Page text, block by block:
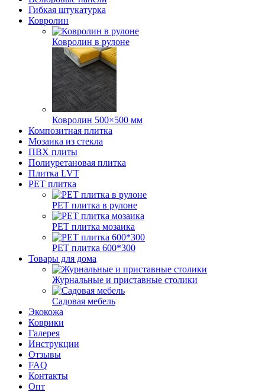
Гибкая штукатурка
Ковролин
Ковролин в рулоне
Ковролин 500×500 мм
Композитная плитка
Мозаика из стекла
ПВХ плиты
Полиуретановая плитка
Плитка LVT
РЕТ плитка
РЕТ плитка в рулоне
РЕТ плитка мозаика
РЕТ плитка 600*300
Товары для дома
Журнальные и приставные столики
Садовая мебель
Экокожа
Коврики
Галерея
Инструкции
Отзывы
FAQ
Контакты
Опт